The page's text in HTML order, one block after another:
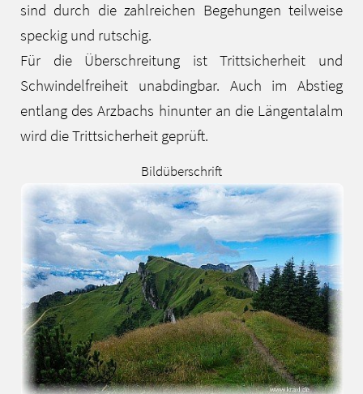
sind durch die zahlreichen Begehungen teilweise
speckig und rutschig.
Für die Überschreitung ist Trittsicherheit und
Schwindelfreiheit unabdingbar. Auch im Abstieg
entlang des Arzbachs hinunter an die Längentalalm
wird die Trittsicherheit geprüft.
Bildüberschrift